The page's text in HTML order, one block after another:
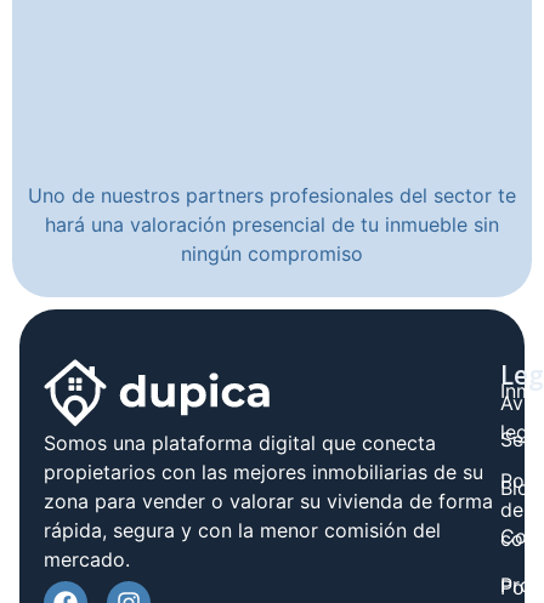
Uno de nuestros partners profesionales del sector te
hará una valoración presencial de tu inmueble sin
ningún compromiso
Somos una plataforma digital que conecta
propietarios con las mejores inmobiliarias de su
zona para vender o valorar su vivienda de forma
rápida, segura y con la menor comisión del
mercado.
Blog
legal
de